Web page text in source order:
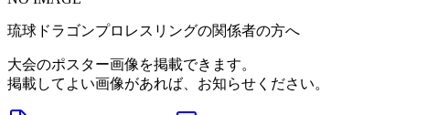
琉球ドラゴンプロレスリングの関係者の方へ
大会のポスター画像を掲載できます。
掲載してよい画像があれば、お知らせください。